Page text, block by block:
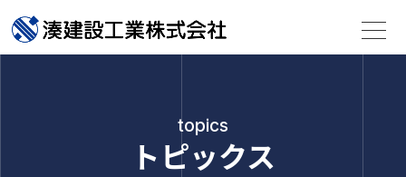
topics
トピックス